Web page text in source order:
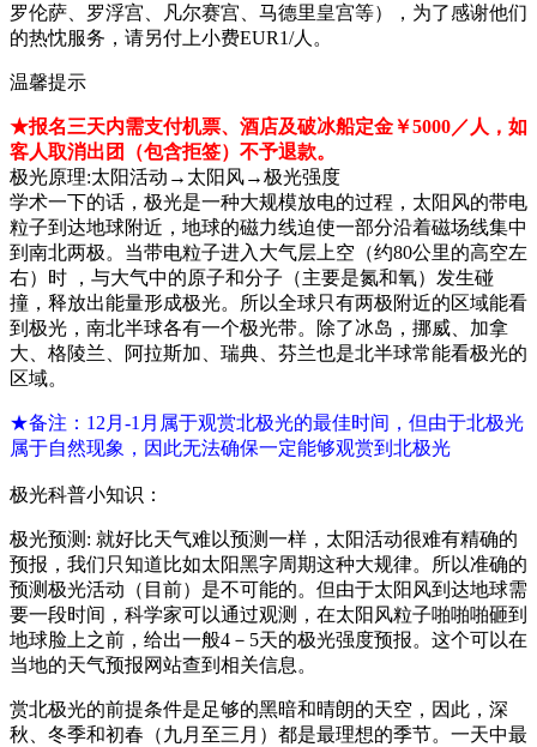
罗伦萨、罗浮宫、凡尔赛宫、马德里皇宫等），为了感谢他们
的热忱服务，请另付上小费EUR1/人。
温馨提示
★报名三天内需支付机票、酒店及破冰船定金￥5000／人，如
客人取消出团（包含拒签）不予退款。
极光原理:太阳活动→太阳风→极光强度
学术一下的话，极光是一种大规模放电的过程，太阳风的带电
粒子到达地球附近，地球的磁力线迫使一部分沿着磁场线集中
到南北两极。当带电粒子进入大气层上空（约80公里的高空左
右）时 ，与大气中的原子和分子（主要是氮和氧）发生碰
撞，释放出能量形成极光。所以全球只有两极附近的区域能看
到极光，南北半球各有一个极光带。除了冰岛，挪威、加拿
大、格陵兰、阿拉斯加、瑞典、芬兰也是北半球常能看极光的
区域。
★备注：12月-1月属于观赏北极光的最佳时间，但由于北极光
属于自然现象，因此无法确保一定能够观赏到北极光
极光科普小知识：
极光预测: 就好比天气难以预测一样，太阳活动很难有精确的
预报，我们只知道比如太阳黑字周期这种大规律。所以准确的
预测极光活动（目前）是不可能的。但由于太阳风到达地球需
要一段时间，科学家可以通过观测，在太阳风粒子啪啪啪砸到
地球脸上之前，给出一般4－5天的极光强度预报。这个可以在
当地的天气预报网站查到相关信息。
赏北极光的前提条件是足够的黑暗和晴朗的天空，因此，深
秋、冬季和初春（九月至三月）都是最理想的季节。一天中最